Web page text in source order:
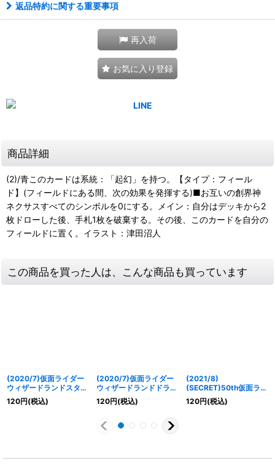
返品特約に関する重要事項
再入荷
お気に入り登録
商品詳細
(2)/青このカードは系統：「起幻」を持つ。【タイプ：フィール
ド】(フィールドにある間、次の効果を発揮する)■お互いの創界神
ネクサスすべてのシンボルを0にする。メイン：自分はデッキから2
枚ドローした後、手札1枚を破棄する。その後、このカードを自分の
フィールドに置く。イラスト：津田沼人
この商品を買った人は、こんな商品も買っています
(2020/7)仮面ライダー
ウィザードランドスタイ
ル【C】{CB15-054}
《黄》
120円(税込)
(2020/7)仮面ライダー
ウィザードランドドラゴ
ン【C】{CB15-057}
《黄》
120円(税込)
(2021/8)
(SECRET)50th仮面ライ
ダーウィザードフレイム
スタイル【R-K50th】
120円(税込)